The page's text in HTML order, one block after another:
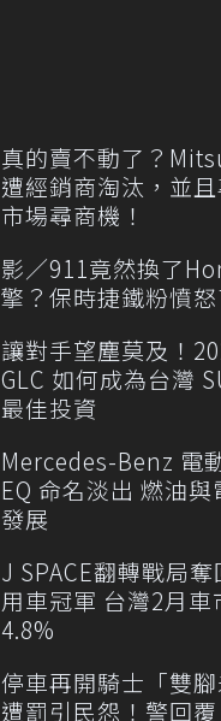
真的賣不動了？
遭經銷商淘汰，並
市場尋商機！
影／911竟然換了
擎？保時捷鐵粉憤怒
讓對手望塵莫及！
GLC 如何成為台灣
最佳投資
Mercedes-Benz 電
EQ 命名淡出 燃油與
發展
J SPACE翻轉戰局
用車冠軍 台灣2月車
4.8%
停車再開騎士「雙腳
遭罰引民怨！警回